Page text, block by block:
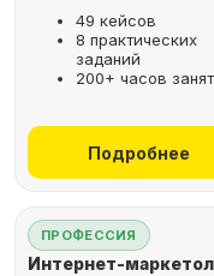
49 кейсов
8 практических
заданий
200+ часов
Подробнее
ПРОФЕССИЯ
Интернет-